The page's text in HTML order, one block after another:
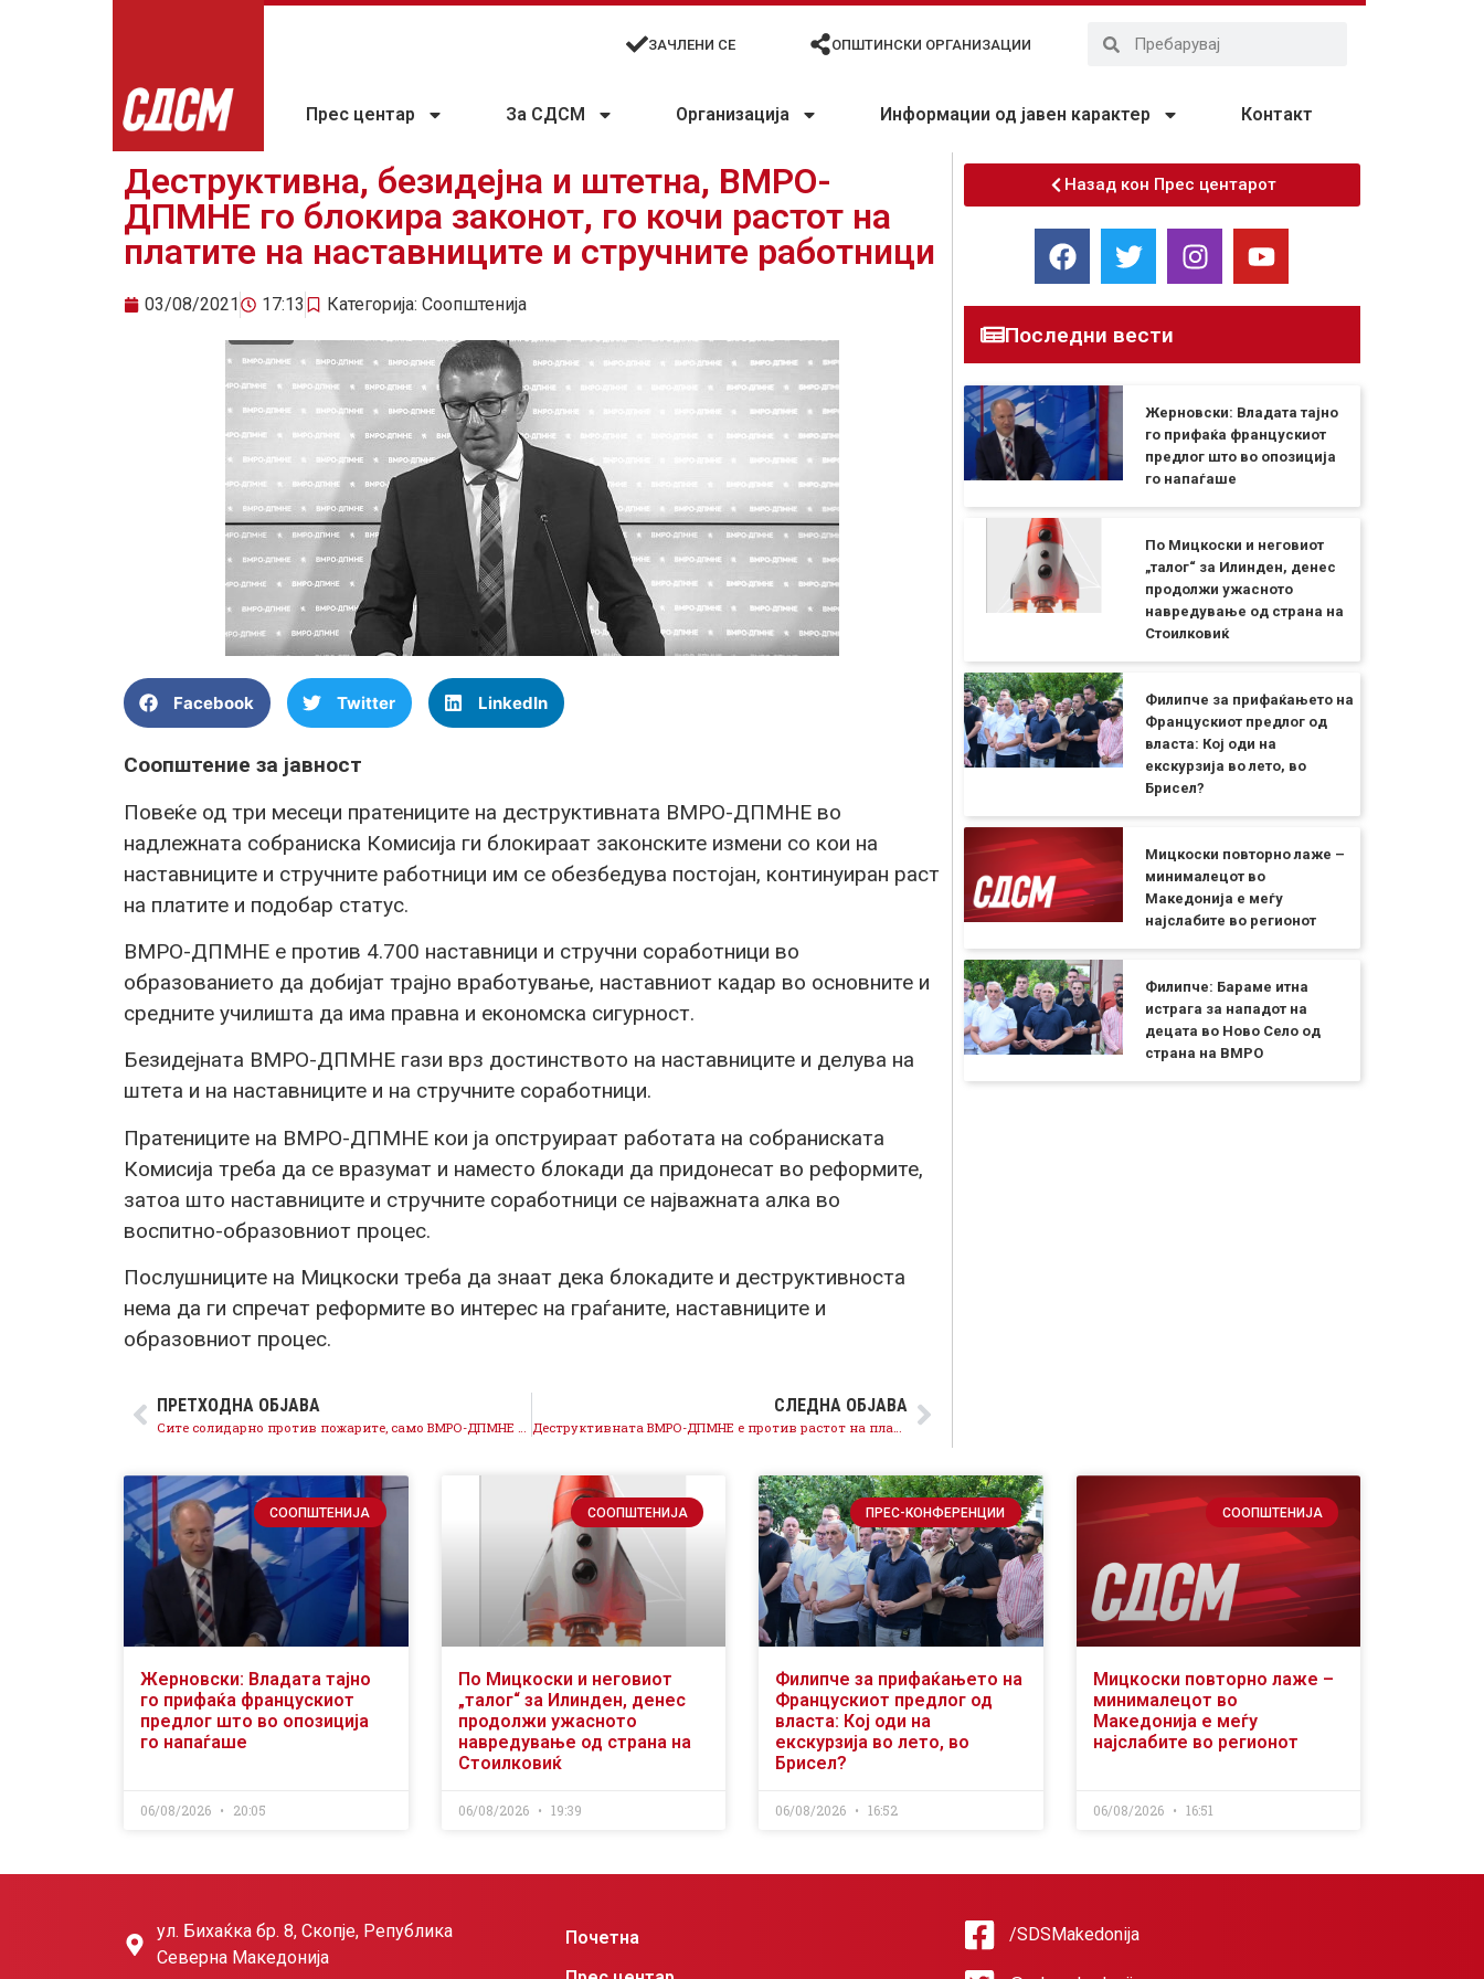
ЗАЧЛЕНИ СЕ ОПШТИНСКИ ОРГАНИЗАЦИИ
Прес центар За СДСМ Организација Информации од јавен карактер Контакт
Деструктивна, безидејна и штетна, ВМРО-
ДПМНЕ го блокира законот, го кочи растот на
платите на наставниците и стручните работници
03/08/2021 17:13 Категорија: Соопштенија
Facebook Twitter LinkedIn
Соопштение за јавност
Повеќе од три месеци пратениците на деструктивната ВМРО-ДПМНЕ во
надлежната собраниска Комисија ги блокираат законските измени со кои на
наставниците и стручните работници им се обезбедува постојан, континуиран раст
на платите и подобар статус.
ВМРО-ДПМНЕ е против 4.700 наставници и стручни соработници во
образованието да добијат трајно вработување, наставниот кадар во основните и
средните училишта да има правна и економска сигурност.
Безидејната ВМРО-ДПМНЕ гази врз достинството на наставниците и делува на
штета и на наставниците и на стручните соработници.
Пратениците на ВМРО-ДПМНЕ кои ја опструираат работата на собраниската
Комисија треба да се вразумат и наместо блокади да придонесат во реформите,
затоа што наставниците и стручните соработници се најважната алка во
воспитно-образовниот процес.
Послушниците на Мицкоски треба да знаат дека блокадите и деструктивноста
нема да ги спречат реформите во интерес на граѓаните, наставниците и
образовниот процес.
ПРЕТХОДНА ОБЈАВА
Сите солидарно против пожарите, само ВМРО-ДПМНЕ и Мицкоски седат на страна, напразно и неосновано критикуваат
СЛЕДНА ОБЈАВА
Деструктивната ВМРО-ДПМНЕ e против растот на платите на 4.700 наставници и стручни работници
Назад кон Прес центарот
Последни вести
Жерновски: Владата тајно
го прифаќа францускиот
предлог што во опозиција
го напаѓаше
По Мицкоски и неговиот
„талог“ за Илинден, денес
продолжи ужасното
навредување од страна на
Стоилковиќ
Филипче за прифаќањето на
Францускиот предлог од
власта: Кој оди на
екскурзија во лето, во
Брисел?
Мицкоски повторно лаже –
минималецот во
Македонија е меѓу
најслабите во регионот
Филипче: Бараме итна
истрага за нападот на
децата во Ново Село од
страна на ВМРО
СООПШТЕНИЈА
Жерновски: Владата тајно
го прифаќа францускиот
предлог што во опозиција
го напаѓаше
06/08/2026 20:05
СООПШТЕНИЈА
По Мицкоски и неговиот
„талог“ за Илинден, денес
продолжи ужасното
навредување од страна на
Стоилковиќ
06/08/2026 19:39
ПРЕС-КОНФЕРЕНЦИИ
Филипче за прифаќањето на
Францускиот предлог од
власта: Кој оди на
екскурзија во лето, во
Брисел?
06/08/2026 16:52
СООПШТЕНИЈА
Мицкоски повторно лаже –
минималецот во
Македонија е меѓу
најслабите во регионот
06/08/2026 16:51
ул. Бихаќка бр. 8, Скопје, Република
Северна Македонија
Почетна
/SDSMakedonija